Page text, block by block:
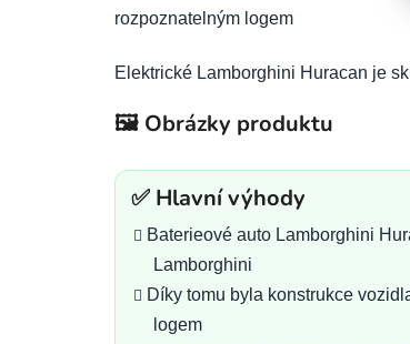
rozpoznatelným logem
Elektrické Lamborghini Huracan je
🖼️ Obrázky produktu
✅ Hlavní výhody
Baterieové auto Lamborghini
Lamborghini
Díky tomu byla konstrukce
logem